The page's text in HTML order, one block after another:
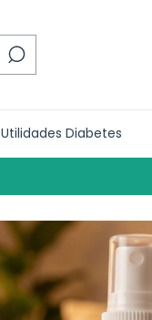
Utilidades Diabetes